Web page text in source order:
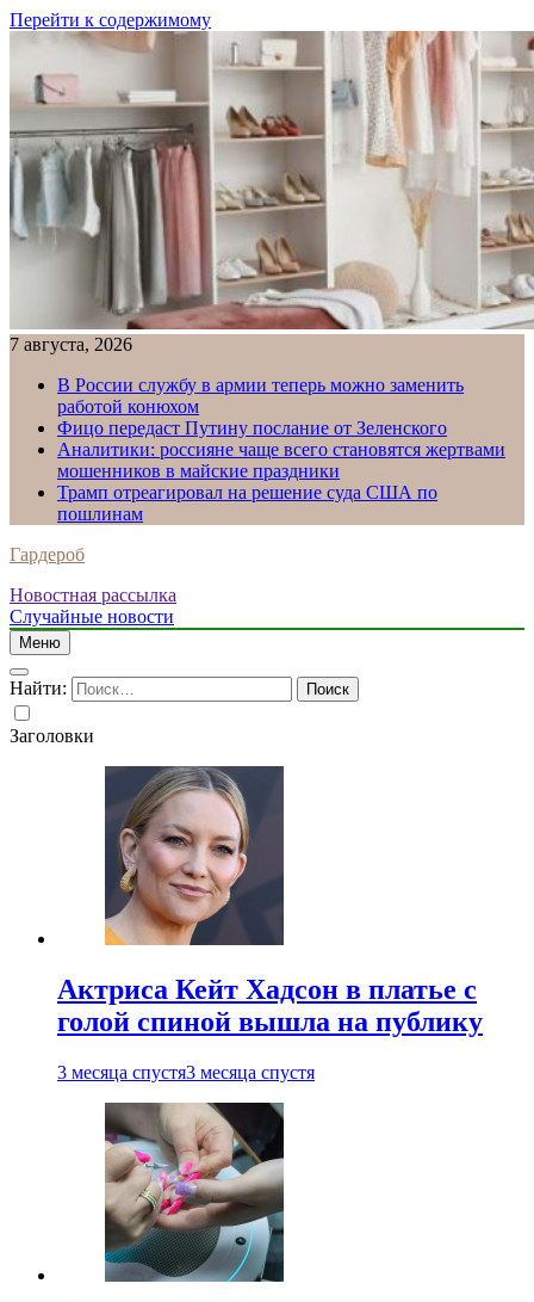
Перейти к содержимому
7 августа, 2026
В России службу в армии теперь можно заменить
работой конюхом
Фицо передаст Путину послание от Зеленского
Аналитики: россияне чаще всего становятся жертвами
мошенников в майские праздники
Трамп отреагировал на решение суда США по
пошлинам
Гардероб
Новостная рассылка
Случайные новости
Меню
Найти:
Заголовки
Актриса Кейт Хадсон в платье с
голой спиной вышла на публику
3 месяца спустя3 месяца спустя